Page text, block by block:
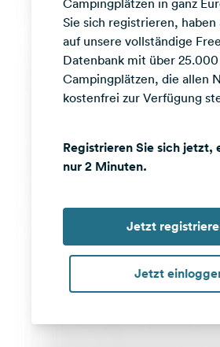
Campingplätzen in ganz
Sie sich registrieren,
auf unsere vollständige
Datenbank mit über 25.000
Campingplätzen, die allen
kostenfrei zur Verfügung
Registrieren Sie sich jetzt,
nur 2 Minuten.
Jetzt
Jetzt